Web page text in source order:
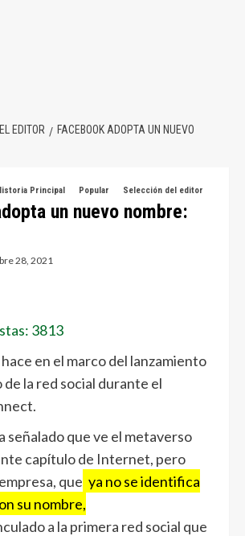
EDITOR
FACEBOOK ADOPTA UN NUEVO
Principal Popular Selección del editor
un nuevo nombre:
28, 2021
3813
en el marco del lanzamiento
la red social durante el
señalado que ve el metaverso
capítulo de Internet, pero
que ya no se identifica
su nombre,
a la primera red social que